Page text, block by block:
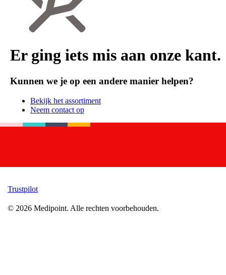
Er ging iets mis aan onze kant.
Kunnen we je op een andere manier helpen?
Bekijk het assortiment
Neem contact op
Trustpilot
© 2026 Medipoint. Alle rechten voorbehouden.